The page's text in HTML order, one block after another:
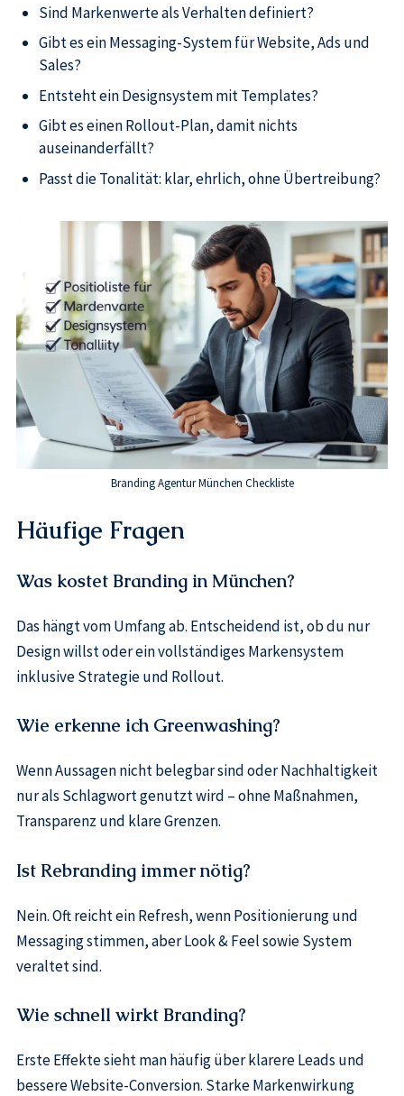
Sind Markenwerte als Verhalten definiert?
Gibt es ein Messaging-System für Website, Ads und
Sales?
Entsteht ein Designsystem mit Templates?
Gibt es einen Rollout-Plan, damit nichts
auseinanderfällt?
Passt die Tonalität: klar, ehrlich, ohne Übertreibung?
Branding Agentur München Checkliste
Häufige Fragen
Was kostet Branding in München?
Das hängt vom Umfang ab. Entscheidend ist, ob du nur
Design willst oder ein vollständiges Markensystem
inklusive Strategie und Rollout.
Wie erkenne ich Greenwashing?
Wenn Aussagen nicht belegbar sind oder Nachhaltigkeit
nur als Schlagwort genutzt wird – ohne Maßnahmen,
Transparenz und klare Grenzen.
Ist Rebranding immer nötig?
Nein. Oft reicht ein Refresh, wenn Positionierung und
Messaging stimmen, aber Look & Feel sowie System
veraltet sind.
Wie schnell wirkt Branding?
Erste Effekte sieht man häufig über klarere Leads und
bessere Website-Conversion. Starke Markenwirkung